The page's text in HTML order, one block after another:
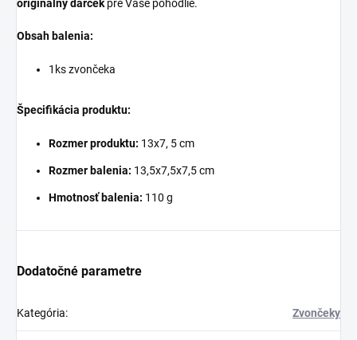
originálny darček pre Vaše pohodlie.
Obsah balenia:
1ks zvončeka
Špecifikácia produktu:
Rozmer produktu: 13x7, 5 cm
Rozmer balenia: 13,5x7,5x7,5 cm
Hmotnosť balenia: 110 g
Dodatočné parametre
Kategória: Zvončeky